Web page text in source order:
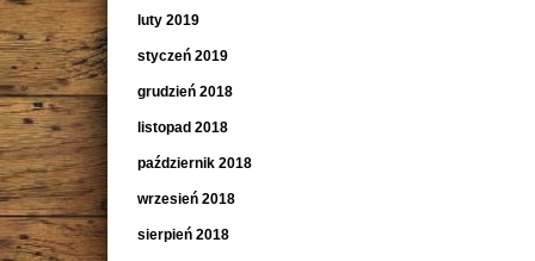
luty 2019
styczeń 2019
grudzień 2018
listopad 2018
październik 2018
wrzesień 2018
sierpień 2018